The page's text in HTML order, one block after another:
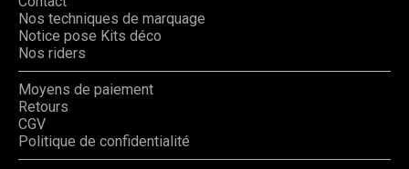
Nos techniques de marquage
Notice pose Kits déco
Nos riders
Moyens de paiement
Retours
CGV
Politique de confidentialité